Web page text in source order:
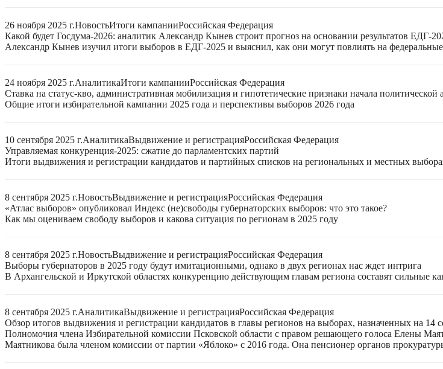
26 ноября 2025 г.НовостьИтоги кампанииРоссийская Федерация
Какой будет Госдума-2026: аналитик Александр Кынев строит прогноз на основании результатов ЕДГ-
Александр Кынев изучил итоги выборов в ЕДГ-2025 и выяснил, как они могут повлиять на
24 ноября 2025 г.АналитикаИтоги кампанииРоссийская Федерация
Ставка на статус-кво, административная мобилизация и гипотетические признаки начала политической
Общие итоги избирательной кампании 2025 года и перспективы выборов 2026 года
10 сентября 2025 г.АналитикаВыдвижение и регистрацияРоссийская Федерация
Управляемая конкуренция-2025: сжатие до парламентских партий
Итоги выдвижения и регистрации кандидатов и партийных списков на региональных и местных
8 сентября 2025 г.НовостьВыдвижение и регистрацияРоссийская Федерация
«Атлас выборов» опубликовал Индекс (не)свободы губернаторских выборов: что это такое?
Как мы оцениваем свободу выборов и какова ситуация по регионам в 2025 году
8 сентября 2025 г.НовостьВыдвижение и регистрацияРоссийская Федерация
Выборы губернаторов в 2025 году будут имитационными, однако в двух регионах нас ждет интрига
В Архангельской и Иркутской областях конкуренцию действующим главам региона составят сильные
8 сентября 2025 г.АналитикаВыдвижение и регистрацияРоссийская Федерация
Обзор итогов выдвижения и регистрации кандидатов в главы регионов на выборах, назначенных на 14
Полномочия члена Избирательной комиссии Псковской области с правом решающего голоса Елены
Маятникова была членом комиссии от партии «Яблоко» с 2016 года. Она пенсионер органов